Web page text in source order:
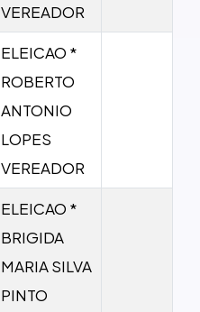
VEREADOR
ELEICAO *
ROBERTO
ANTONIO
LOPES
VEREADOR
ELEICAO *
BRIGIDA
MARIA SILVA
PINTO